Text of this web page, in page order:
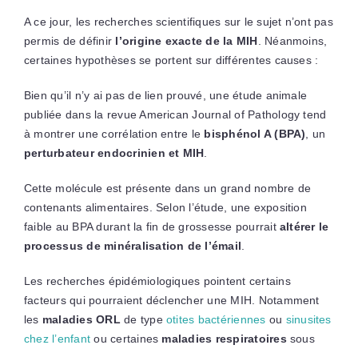
A ce jour, les recherches scientifiques sur le sujet n’ont pas
permis de définir l’origine exacte de la MIH. Néanmoins,
certaines hypothèses se portent sur différentes causes :
Bien qu’il n’y ai pas de lien prouvé, une étude animale
publiée dans la revue American Journal of Pathology tend
à montrer une corrélation entre le bisphénol A (BPA), un
perturbateur endocrinien et MIH.
Cette molécule est présente dans un grand nombre de
contenants alimentaires. Selon l’étude, une exposition
faible au BPA durant la fin de grossesse pourrait altérer le
processus de minéralisation de l’émail.
Les recherches épidémiologiques pointent certains
facteurs qui pourraient déclencher une MIH. Notamment
les maladies ORLde typeotites bactériennes ou sinusites
chez l’enfant ou certaines maladies respiratoires sous